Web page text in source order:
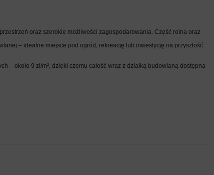
oraz szerokie możliwości zagospodarowania. Część rolna oraz
– idealne miejsce pod ogród, rekreację lub inwestycję na przyszłość.
– około 9 zł/m², dzięki czemu całość wraz z działką budowlaną dostępna